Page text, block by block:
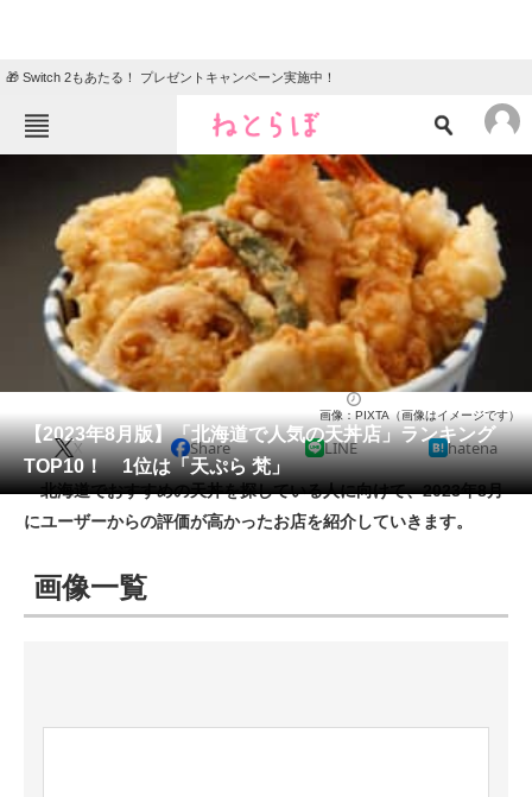
🎁 Switch 2もあたる！ プレゼントキャンペーン実施中！
ニュース
エンタメ クイズ
グルメ 地域
住まい 教育・育児
リサーチ
会員記事
メディア
注目記事を集めた総合ページ
ITの今と未来を見通す
【2023年8月版】「北海道で人気の天丼店」ランキング
TOP10！ 1位は「天ぷら 梵」
画像：PIXTA（画像はイメージです）
X Share LINE hatena
北海道でおすすめの天丼を探している人に向けて、2023年8月
にユーザーからの評価が高かったお店を紹介していきます。
画像一覧